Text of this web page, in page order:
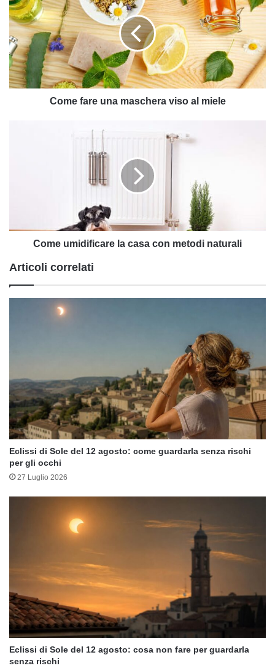
una
maschera
viso
al
miele
Come fare una maschera viso al miele
Come umidificare la casa con metodi naturali
Articoli correlati
Eclissi di Sole del 12 agosto: come guardarla senza rischi
per gli occhi
27 Luglio 2026
Eclissi di Sole del 12 agosto: cosa non fare per guardarla
senza rischi